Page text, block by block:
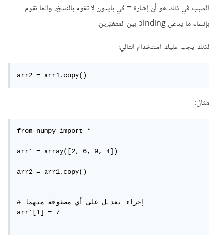
السبب في ذلك هو أن إشارة = في بايثون لا تقوم بالنسخ، وإنما تقوم
بإنشاء ما يدعى binding بين المتغيّرين.
لذلك يجب عليك استخدام التالي:
arr2 = arr1.copy()
مثال:
from numpy import *
arr1 = array([2, 6, 9, 4])
arr2 = arr1.copy()
# إجراء تعديل على أي مصفوفة منهما
arr1[1] = 7